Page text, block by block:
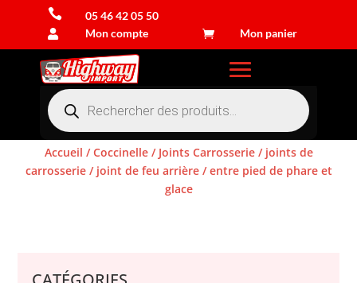
 05 46 42 05 50
 Mon compte  Mon panier
Recherche
de
produits
Accueil /Coccinelle/ Joints Carrosserie/ joints de
carrosserie/ joint de feu arrière/ entre pied de phare et
glace